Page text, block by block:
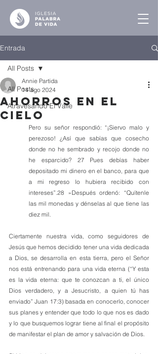
Entrada
All Posts
Atravesando El Valle
All Posts
Ahorros En El
Cielo
Annie Partida
14 ago 2024
Pero su señor respondió: “¡Siervo malo y
perezoso! ¿Así que sabías que cosecho
donde no he sembrado y recojo donde no
he esparcido? 27 Pues debías haber
depositado mi dinero en el banco, para que
a mi regreso lo hubiera recibido con
intereses”.28 »Después ordenó: “Quítenle
las mil monedas y dénselas al que tiene las
diez mil.
Ciertamente nuestra vida, como seguidores de
Jesús que hemos decidido tener una vida dedicada
a Dios, se desarrolla en esta tierra, pero el Señor
nos está entrenando para una vida eterna (“Y esta
es la vida eterna: que te conozcan a ti, el único
Dios verdadero, y a Jesucristo, a quien tú has
enviado” Juan 17:3) basada en conocerlo, conocer
sus planes y entender que todo lo que nos es dado
y lo que busquemos lograr tiene al final el propósito
de manifestar el plan de amor y salvación de Dios.